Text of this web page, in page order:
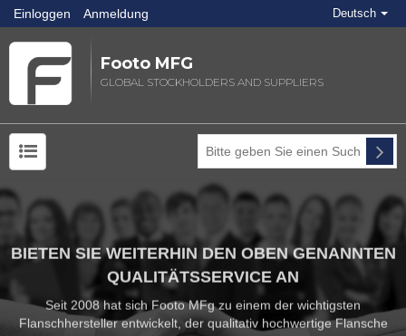
Einloggen Anmeldung Deutsch
Footo MFG
GLOBAL STOCKHOLDERS AND SUPPLIERS
BIETEN SIE WEITERHIN DEN OBEN GENANNTEN
QUALITÄTSSERVICE AN
Seit 2008 hat sich Footo MFg zu einem der wichtigsten
Flanschhersteller entwickelt, der qualitativ hochwertige Flansche